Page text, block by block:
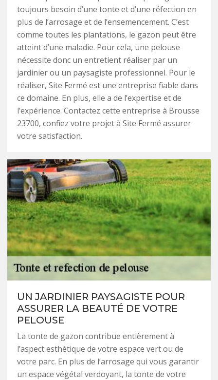
toujours besoin d’une tonte et d’une réfection en
plus de l’arrosage et de l’ensemencement. C’est
comme toutes les plantations, le gazon peut être
atteint d’une maladie. Pour cela, une pelouse
nécessite donc un entretient réaliser par un
jardinier ou un paysagiste professionnel. Pour le
réaliser, Site Fermé est une entreprise fiable dans
ce domaine. En plus, elle a de l’expertise et de
l’expérience. Contactez cette entreprise à Brousse
23700, confiez votre projet à Site Fermé assurer
votre satisfaction.
UN JARDINIER PAYSAGISTE POUR
ASSURER LA BEAUTÉ DE VOTRE
PELOUSE
La tonte de gazon contribue entièrement à
l’aspect esthétique de votre espace vert ou de
votre parc. En plus de l’arrosage qui vous garantir
un espace végétal verdoyant, la tonte de votre